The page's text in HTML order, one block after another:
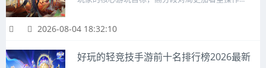
2026-08-04 18:32:10
好玩的轻竞技手游前十名排行榜2026最新